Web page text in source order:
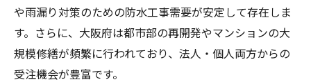
や雨漏り対策のための防水工事需要が安定して存在しま
す。さらに、大阪府は都市部の再開発やマンションの大
規模修繕が頻繁に行われており、法人・個人両方からの
受注機会が豊富です。